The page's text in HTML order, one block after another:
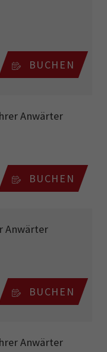
BUCHEN
Anwärter
BUCHEN
Anwärter
BUCHEN
Anwärter